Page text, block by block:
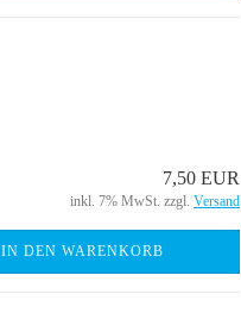
7,50 EUR
inkl. 7% MwSt. zzgl. Versand
IN DEN WARENKORB